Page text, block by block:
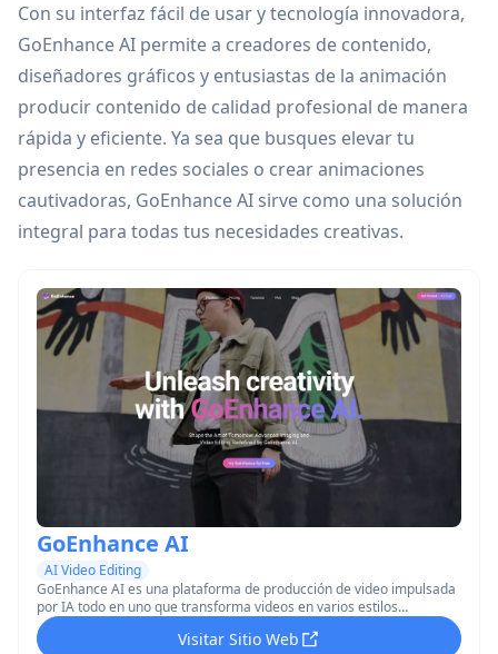
Con su interfaz fácil de usar y tecnología innovadora,
GoEnhance AI permite a creadores de contenido,
diseñadores gráficos y entusiastas de la animación
producir contenido de calidad profesional de manera
rápida y eficiente. Ya sea que busques elevar tu
presencia en redes sociales o crear animaciones
cautivadoras, GoEnhance AI sirve como una solución
integral para todas tus necesidades creativas.
GoEnhance AI
AI Video Editing
GoEnhance AI es una plataforma de producción de video impulsada
por IA todo en uno que transforma videos en varios estilos
animados, mejora imágenes y simplifica la creación de videos
utilizando tecnología avanzada de IA.
Visitar Sitio Web